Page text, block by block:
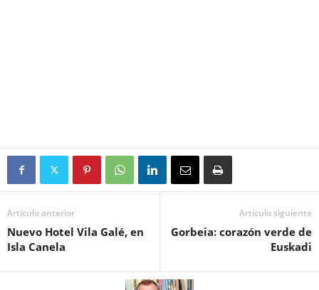
Artículo anterior
Nuevo Hotel Vila Galé, en
Isla Canela
Artículo siguiente
Gorbeia: corazón verde de
Euskadi